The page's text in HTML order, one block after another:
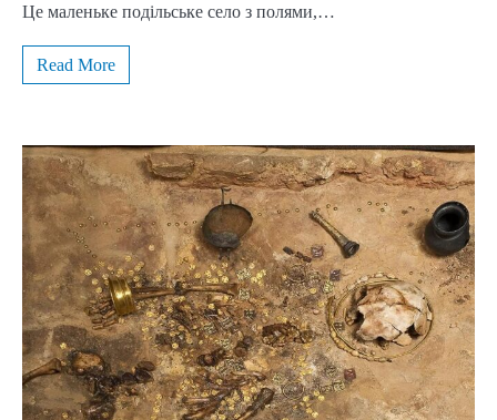
Це маленьке подільське село з полями,…
Read More